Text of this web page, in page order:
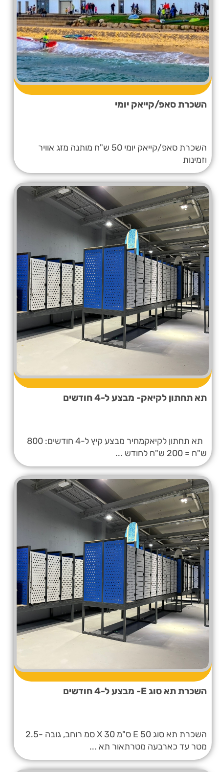
השכרת סאפ/קייאק יומי
השכרת סאפ/קייאק יומי 50 ש"ח מותנה מזג אוויר
וזמינות
תא תחתון לקיאק- מבצע ל-4 חודשים
תא תחתון לקיאקמחיר מבצע קיץ ל-4 חודשים: 800
ש"ח = 200 ש"ח לחודש ...
השכרת תא סוג E- מבצע ל-4 חודשים
השכרת תא סוג E 50 ס"מ X 30 סמ רוחב, גובה -2.5
מטר עד כארבעה מטרתאור תא ...